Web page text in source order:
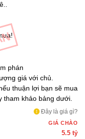
phán
giá với chủ.
thuận lợi bạn sẽ mua
tham khảo bảng dưới.
Đây là giá gì?
GIÁ CHÀO
5.5 tỷ